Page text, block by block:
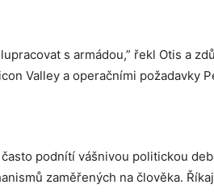
s armádou,” řekl Otis a
Valley a operačními požadavky
podnítí vášnivou politickou
zaměřených na člověka.